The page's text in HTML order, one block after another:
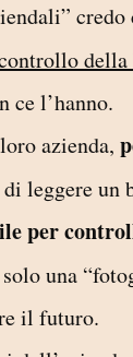
credo
della
ce l’hanno.
azienda,
leggere un
per
una
il futuro.